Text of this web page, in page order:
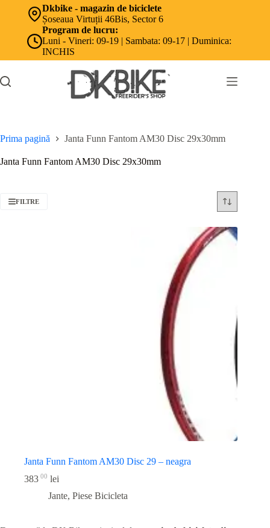
Dkbike - magazin de biciclete
Șoseaua Virtuții 46Bis, Sector 6
Program de lucru:
Luni - Vineri: 09-19 | Sambata: 09-17 | Duminica:
INCHIS
Prima pagină Janta Funn Fantom AM30 Disc 29x30mm
Janta Funn Fantom AM30 Disc 29x30mm
FILTRE
Janta Funn Fantom AM30 Disc 29 – neagra
383 00 lei
Jante, Piese Bicicleta